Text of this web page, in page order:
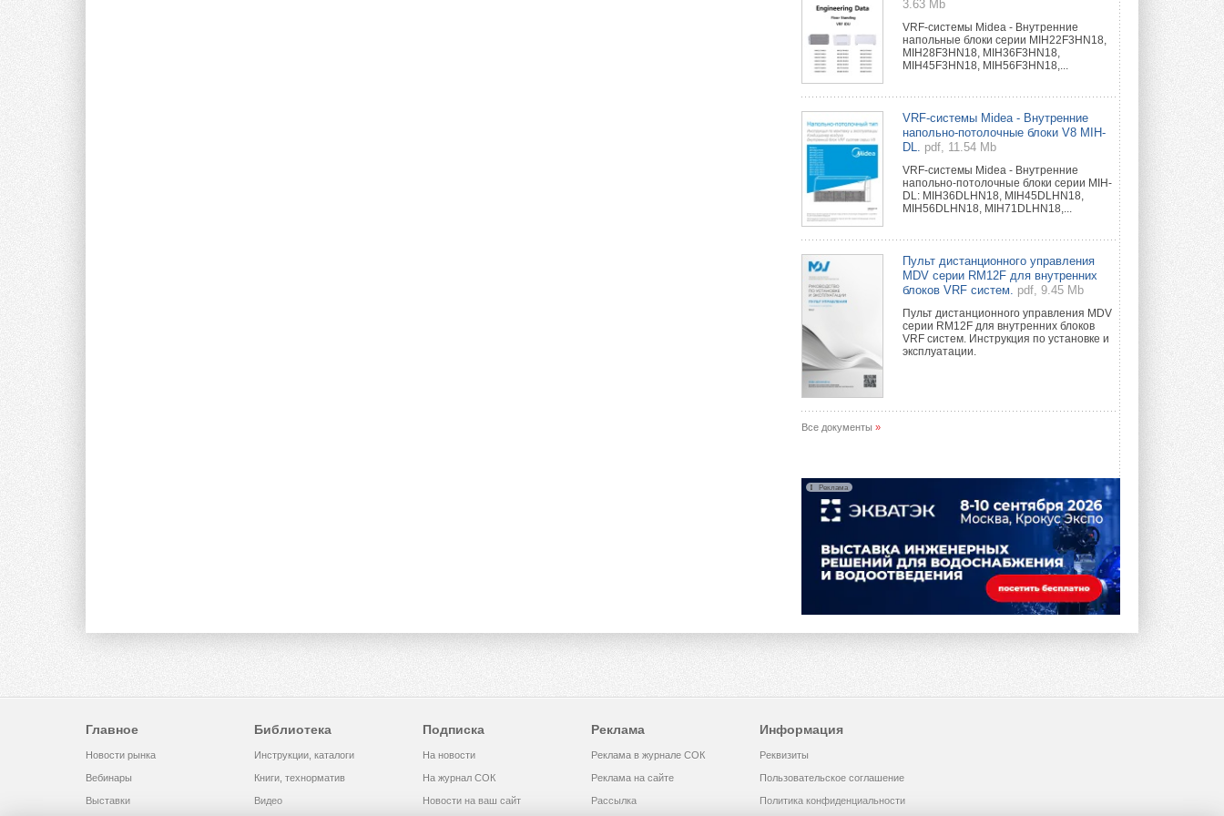
3.63 Mb
VRF-системы Midea - Внутренние
напольные блоки серии MIH22F3HN18,
MIH28F3HN18, MIH36F3HN18,
MIH45F3HN18, MIH56F3HN18,...
VRF-системы Midea - Внутренние
напольно-потолочные блоки V8 MIH-
DL.
pdf, 11.54 Mb
VRF-системы Midea - Внутренние
напольно-потолочные блоки серии MIH-
DL: MIH36DLHN18, MIH45DLHN18,
MIH56DLHN18, MIH71DLHN18,...
Пульт дистанционного управления
MDV серии RM12F для внутренних
блоков VRF систем.
pdf, 9.45 Mb
Пульт дистанционного управления MDV
серии RM12F для внутренних блоков
VRF систем. Инструкция по установке и
эксплуатации.
Все документы »
Реклама
Главное
Новости рынка
Вебинары
Выставки
Библиотека
Инструкции, каталоги
Книги, технорматив
Видео
Подписка
На новости
На журнал СОК
Новости на ваш сайт
Реклама
Реклама в журнале СОК
Реклама на сайте
Рассылка
Информация
Реквизиты
Пользовательское соглашение
Политика конфиденциальности